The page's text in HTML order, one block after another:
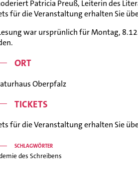
Patricia Preuß, Leiterin des
für die Veranstaltung erhalten Sie
war ursprünlich für Montag,
ORT
Oberpfalz
TICKETS
für die Veranstaltung erhalten Sie
SCHLAGWÖRTER
des Schreibens